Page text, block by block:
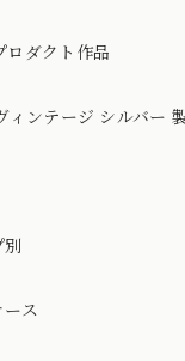
ロダクト作品
ィンテージ シルバー
別
ース